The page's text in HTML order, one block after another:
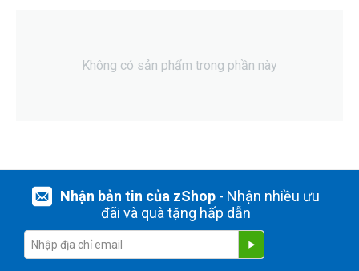
Không có sản phẩm trong phần này
Nhận bản tin của zShop- Nhận nhiều ưu
đãi và quà tặng hấp dẫn